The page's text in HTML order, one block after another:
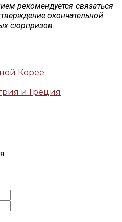
рекомендуется связаться
окончательной
сюрпризов.
Корее
и Греция